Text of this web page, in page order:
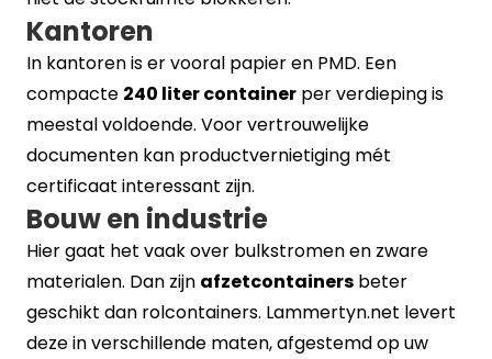
Kantoren
In kantoren is er vooral papier en PMD. Een
compacte 240 liter container per verdieping is
meestal voldoende. Voor vertrouwelijke
documenten kan productvernietiging mét
certificaat interessant zijn.
Bouw en industrie
Hier gaat het vaak over bulkstromen en zware
materialen. Dan zijn afzetcontainers beter
geschikt dan rolcontainers. Lammertyn.net levert
deze in verschillende maten, afgestemd op uw